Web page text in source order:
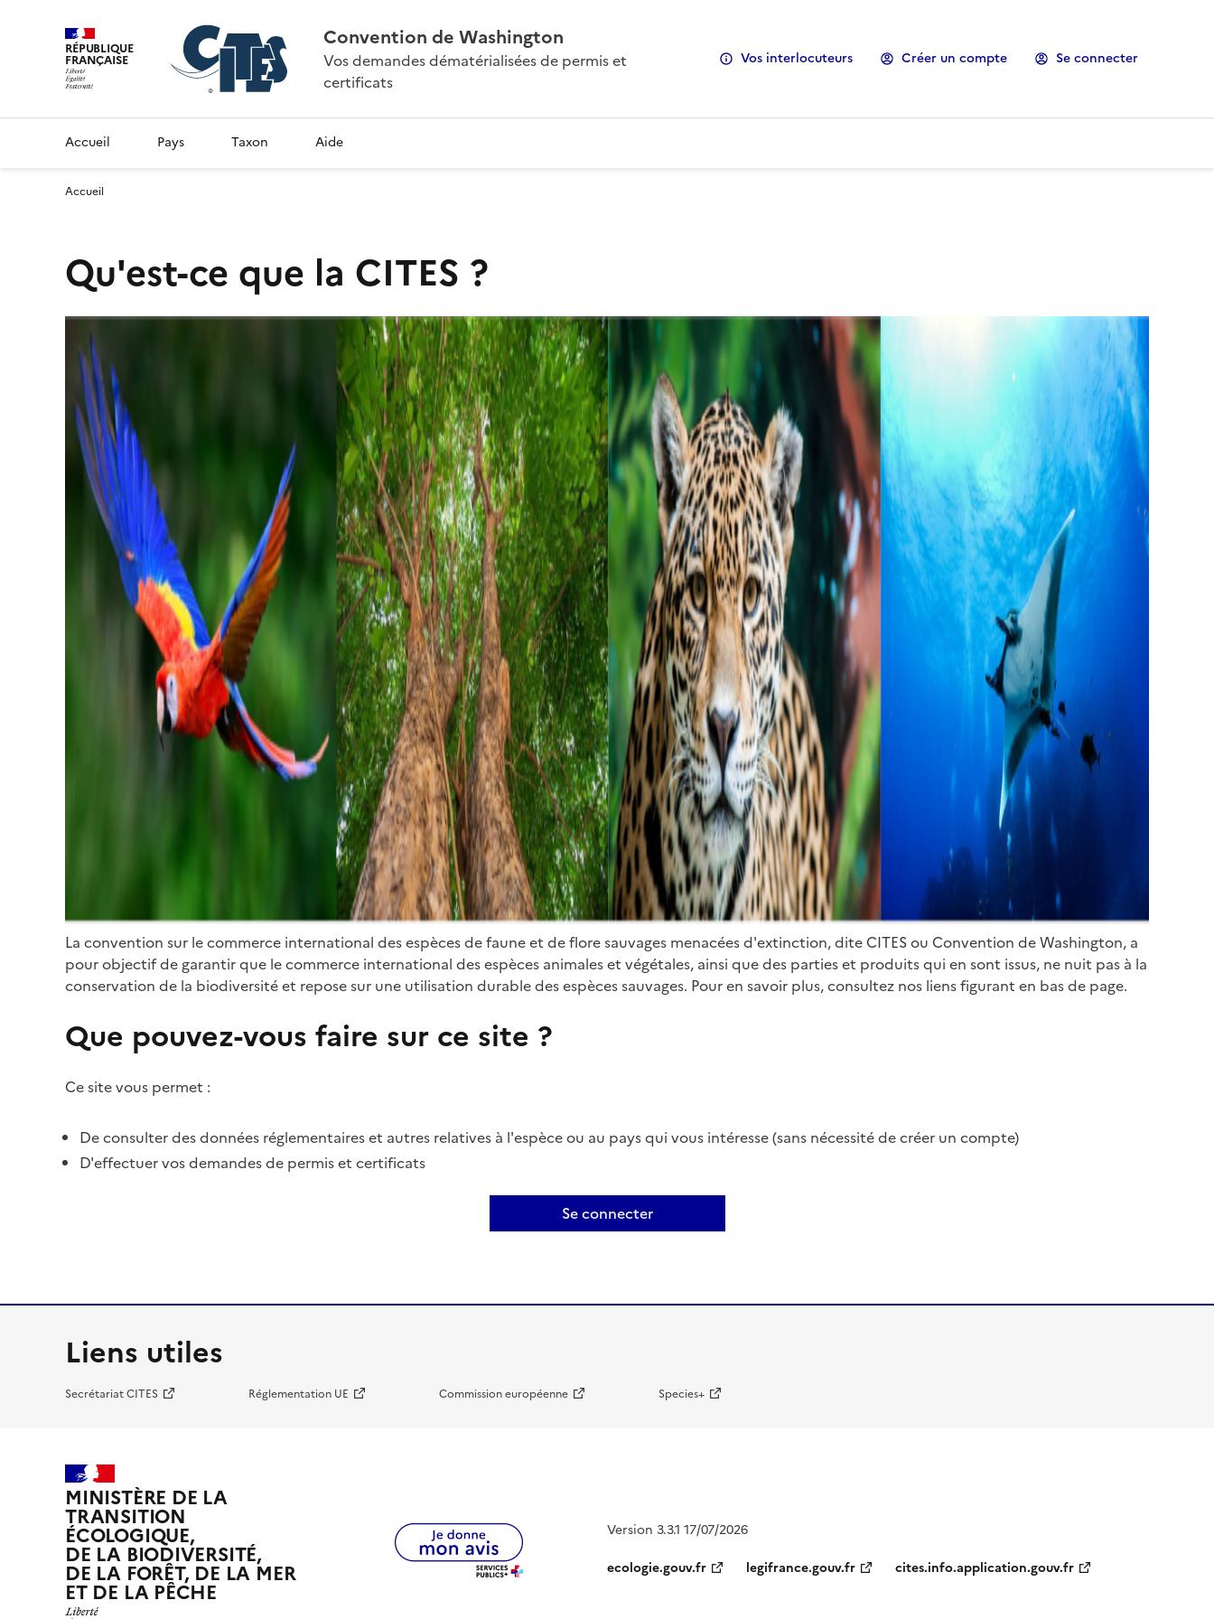
RÉPUBLIQUE
FRANÇAISE
Convention de Washington
Vos demandes dématérialisées de permis et
certificats
Vos interlocuteurs Créer un compte Se connecter
Accueil Pays Taxon Aide
Accueil
Qu'est-ce que la CITES ?
La convention sur le commerce international des espèces de faune et de flore sauvages menacées d'extinction, dite CITES ou Convention de Washington, a
pour objectif de garantir que le commerce international des espèces animales et végétales, ainsi que des parties et produits qui en sont issus, ne nuit pas à la
conservation de la biodiversité et repose sur une utilisation durable des espèces sauvages. Pour en savoir plus, consultez nos liens figurant en bas de page.
Que pouvez-vous faire sur ce site ?
Ce site vous permet :
De consulter des données réglementaires et autres relatives à l'espèce ou au pays qui vous intéresse (sans nécessité de créer un compte)
D'effectuer vos demandes de permis et certificats
Se connecter
Liens utiles
Secrétariat CITES Réglementation UE Commission européenne Species+
MINISTÈRE DE LA
TRANSITION
ÉCOLOGIQUE,
DE LA BIODIVERSITÉ,
DE LA FORÊT, DE LA MER
ET DE LA PÊCHE
Version 3.3.1 17/07/2026
ecologie.gouv.fr
legifrance.gouv.fr cites.info.application.gouv.fr